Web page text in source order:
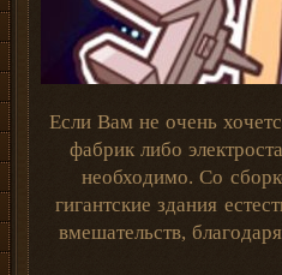
Если Вам не очень
фабрик либо
необходимо. Со
гигантские здания
вмешательств,